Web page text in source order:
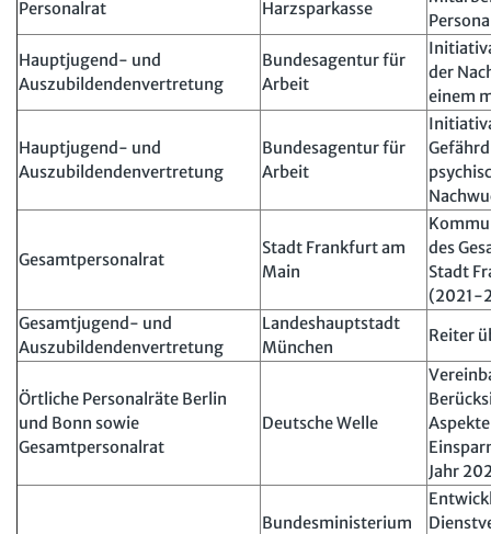
Personalrat Harzsparkasse
Hauptjugend- und
Auszubildendenvertretung
Bundesagentur für
Arbeit
der
einem
Hauptjugend- und
Auszubildendenvertretung
Bundesagentur für
Arbeit
Gesamtpersonalrat
Stadt Frankfurt am
Main
des
Stadt
(2021-
Gesamtjugend- und
Auszubildendenvertretung
Landeshauptstadt
München
Reiter
Örtliche Personalräte Berlin
und Bonn sowie
Gesamtpersonalrat
Deutsche Welle
Jahr
Bundesministerium